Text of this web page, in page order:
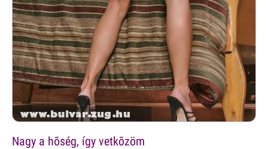
Nagy a hõség, így vetkõzöm